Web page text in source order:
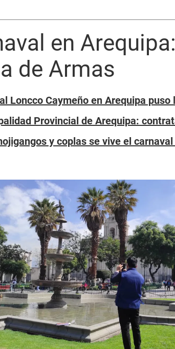
en
de Armas
Loncco Caymeño en Arequipa puso
Provincial de Arequipa:
y coplas se vive el